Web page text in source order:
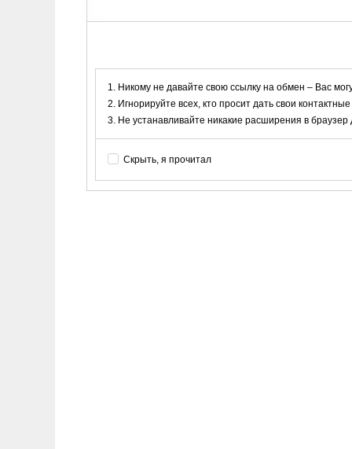
Никому не давайте свою ссылку на обмен – Вас
Игнорируйте всех, кто просит дать свои
Не устанавливайте никакие расширения в
Скрыть, я прочитал